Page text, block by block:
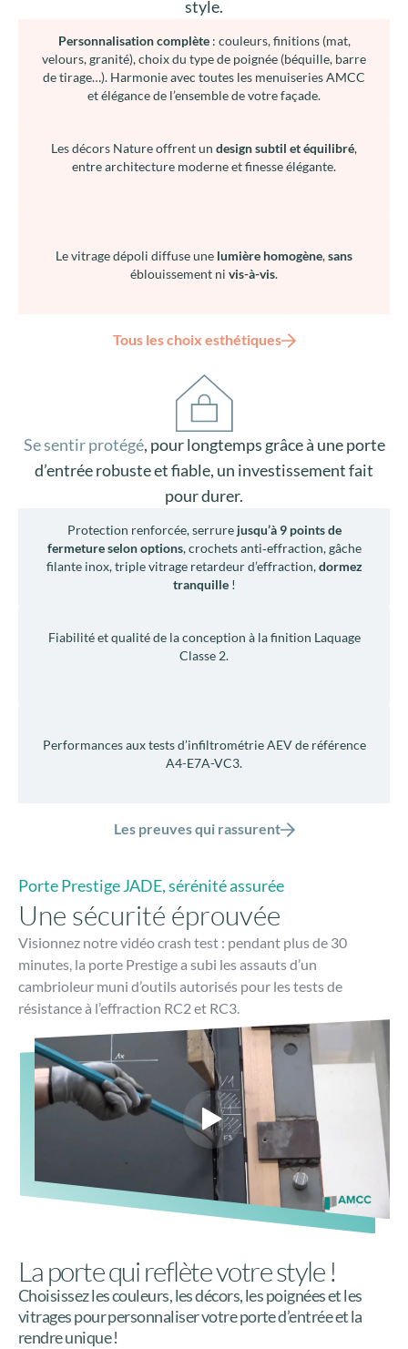
style.
Personnalisation complète: couleurs, finitions (mat,
velours, granité), choix du type de poignée (béquille, barre
de tirage…). Harmonie avec toutes les menuiseries AMCC
et élégance de l’ensemble de votre façade.
Les décors Nature offrent un design subtil et équilibré,
entre architecture moderne et finesse élégante.
Le vitrage dépoli diffuse une lumière homogène,sans
éblouissement ni vis-à-vis.
Tous les choix esthétiques
Se sentir protégé, pour longtemps grâce à une porte
d’entrée robuste et fiable, un investissement fait
pour durer.
Protection renforcée, serrure jusqu’à 9 points de
fermeture selon options, crochets anti‑effraction, gâche
filante inox, triple vitrage retardeur d’effraction,dormez
tranquille!
Fiabilité et qualité de la conception à la finition Laquage
Classe 2.
Performances aux tests d’infiltrométrie AEV de référence
A4-E7A-VC3.
Les preuves qui rassurent
Porte Prestige JADE, sérénité assurée
Une sécurité éprouvée
Visionnez notre vidéo crash test : pendant plus de 30
minutes, la porte Prestige a subi les assauts d’un
cambrioleur muni d’outils autorisés pour les tests de
résistance à l’effraction RC2 et RC3.
La porte qui reflète votre style !
Choisissez les couleurs, les décors, les poignées et les
vitrages pour personnaliser votre porte d’entrée et la
rendre unique !